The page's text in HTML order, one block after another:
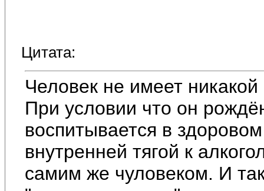
Цитата:
Человек не имеет
При условии что он
воспитывается в
внутренней тягой к
самим же чуловеком. И